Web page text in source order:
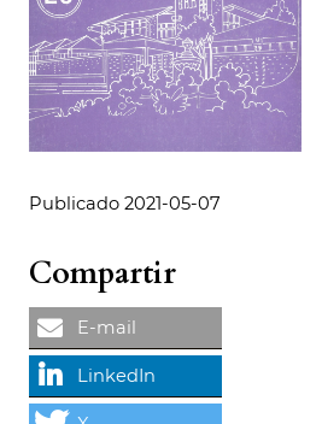
Publicado 2021-05-07
Compartir